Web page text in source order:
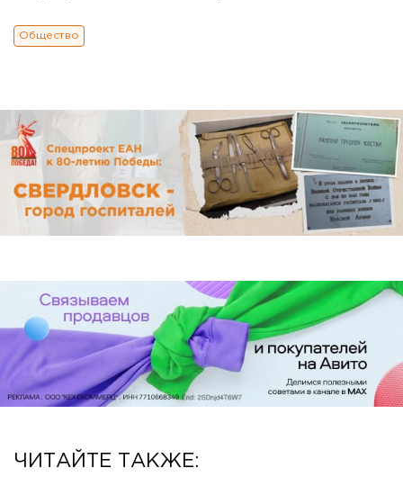
Общество
ЧИТАЙТЕ ТАКЖЕ: